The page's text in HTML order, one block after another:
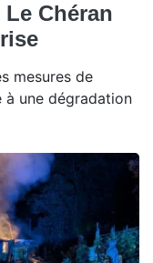
Chéran
mesures de
à une dégradation